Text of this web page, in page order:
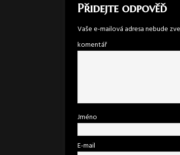
Přidejte odpověď
Vaše e-mailová adresa nebude
komentář
Jméno
E-mail